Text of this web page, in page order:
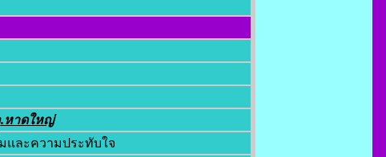
.หาดใหญ่
และความประทับใจ